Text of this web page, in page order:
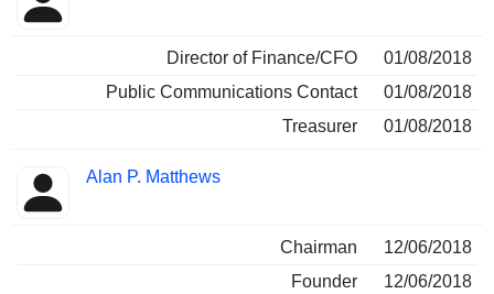
Director of Finance/CFO
01/08/2018
Public Communications Contact
01/08/2018
Treasurer
01/08/2018
Alan P. Matthews
Chairman
12/06/2018
Founder
12/06/2018